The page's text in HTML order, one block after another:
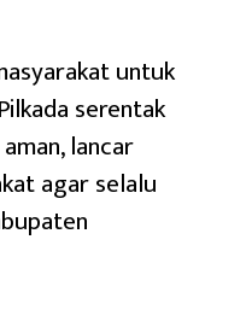
untuk
serentak
lancar
agar selalu